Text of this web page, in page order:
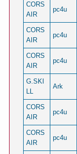
CORS
AIR
pc4u
CORS
AIR
pc4u
CORS
AIR
pc4u
G.SKI
LL
Ark
CORS
AIR
pc4u
CORS
AIR
pc4u